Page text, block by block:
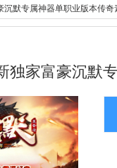
沉默专属神器单职业版本传
独家富豪沉默